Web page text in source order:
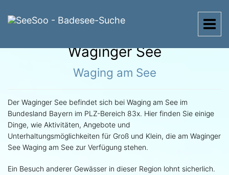
Menü
Waginger See
Waging am See
Der Waginger See befindet sich bei Waging am See im
Bundesland Bayern im PLZ-Bereich 83x. Hier finden Sie einige
Dinge, wie Aktivitäten, Angebote und
Unterhaltungsmöglichkeiten für Groß und Klein, die am Waginger
See Waging am See zur Verfügung stehen.
Ein Besuch anderer Gewässer in dieser Region lohnt sicherlich.